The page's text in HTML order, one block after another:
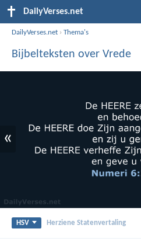
DailyVerses.net
DailyVerses.net ›Thema's
Bijbelteksten over Vrede
«
HSV Herziene Statenvertaling